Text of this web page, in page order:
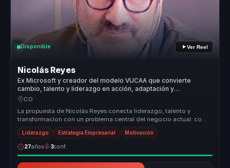
Disponible Ver Reel
Nicolás Reyes
Ex Microsoft y creador del modelo VUCAA que convierte
cambio, talento y liderazgo en acción, adaptación y
productividad para equipos.
CO
La propuesta de Nicolás Reyes conecta liderazgo, talento y
transformacion con un problema central del negocio actual: como
responder con ...
Liderazgo Estrategia Empresarial Motivación
27años 3conf.